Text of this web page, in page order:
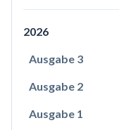
2026
Ausgabe 3
Ausgabe 2
Ausgabe 1